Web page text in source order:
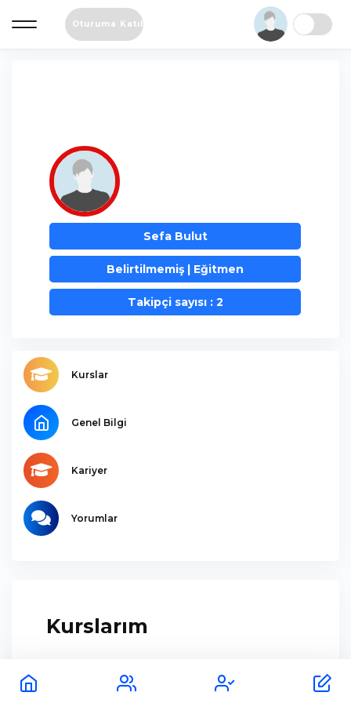
Oturuma Katıl
Sefa Bulut
Belirtilmemiş | Eğitmen
Takipçi sayısı : 2
Kurslar
Genel Bilgi
Kariyer
Yorumlar
Kurslarım